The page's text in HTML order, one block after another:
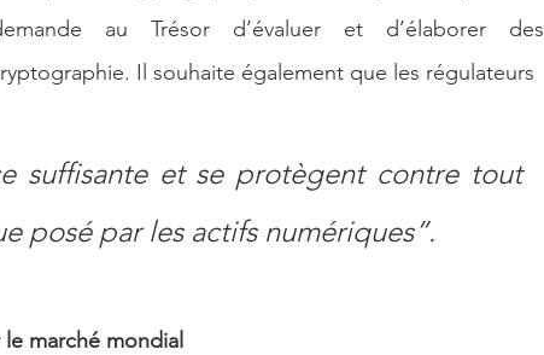
au Trésor d’évaluer et d’élaborer des
Il souhaite également que les régulateurs
suffisante et se protègent contre tout
posé par les actifs numériques”.
marché mondial